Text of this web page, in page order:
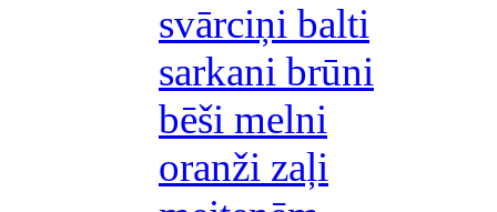
svārciņi balti
sarkani brūni
bēši melni
oranži zaļi